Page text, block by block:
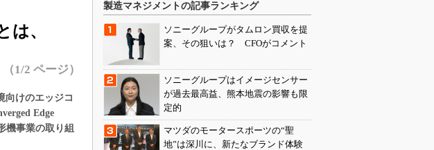
は、
（1/2 ページ）
向けのエッジコ
Edge
機事業の取り組
製造マネジメントの記事ランキング
ソニーグループがタムロン買収を提
案、その狙いは？ CFOがコメント
ソニーグループはイメージセンサー
が過去最高益、熊本地震の影響も限
定的
マツダのモータースポーツの“聖
地”は深川に、新たなブランド体験